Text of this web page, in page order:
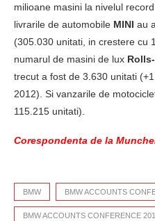
milioane masini la nivelul
livrarile de automobile MINI au
(305.030 unitati, in crestere cu
numarul de masini de lux
trecut a fost de 3.630 unitati
2012). Si vanzarile de
115.215 unitati).
Corespondenta de la
BMW BMW ACCOUNTS
BMW ACCOUNTS CONFERENCE